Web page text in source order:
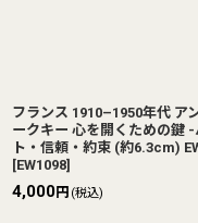
フランス 1910–1950年代 ア
ークキー 心を開くための鍵 -
ト・信頼・約束 (約6.3cm)
[EW1098]
4,000円 (税込)